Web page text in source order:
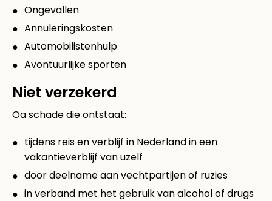
Ongevallen
Annuleringskosten
Automobilistenhulp
Avontuurlijke sporten
Niet verzekerd
Oa schade die ontstaat:
tijdens reis en verblijf in Nederland in een
vakantieverblijf van uzelf
door deelname aan vechtpartijen of ruzies
in verband met het gebruik van alcohol of drugs